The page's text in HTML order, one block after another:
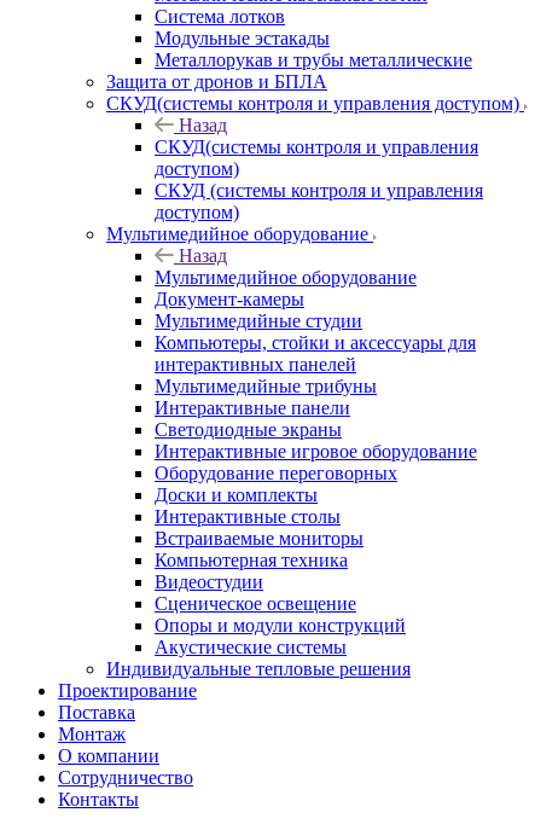
Система лотков
Модульные эстакады
Металлорукав и трубы металлические
Защита от дронов и БПЛА
СКУД(системы контроля и управления доступом)
Назад
СКУД(системы контроля и управления
доступом)
СКУД (системы контроля и управления
доступом)
Мультимедийное оборудование
Назад
Мультимедийное оборудование
Документ-камеры
Мультимедийные студии
Компьютеры, стойки и аксессуары для
интерактивных панелей
Мультимедийные трибуны
Интерактивные панели
Светодиодные экраны
Интерактивные игровое оборудование
Оборудование переговорных
Доски и комплекты
Интерактивные столы
Встраиваемые мониторы
Компьютерная техника
Видеостудии
Cценическое освещение
Опоры и модули конструкций
Акустические системы
Индивидуальные тепловые решения
Проектирование
Поставка
Монтаж
О компании
Сотрудничество
Контакты